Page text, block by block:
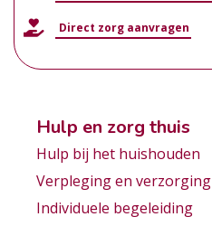
Direct zorg aanvragen
Hulp en zorg thuis
Hulp bij het huishouden
Verpleging en verzorging
Individuele begeleiding